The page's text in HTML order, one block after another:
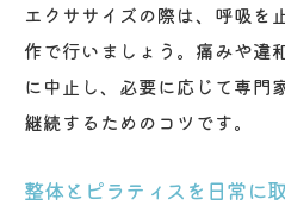
エクササイズの際は、呼吸を
作で行いましょう。痛みや違
に中止し、必要に応じて専門
継続するためのコツです。
整体とピラティスを日常に